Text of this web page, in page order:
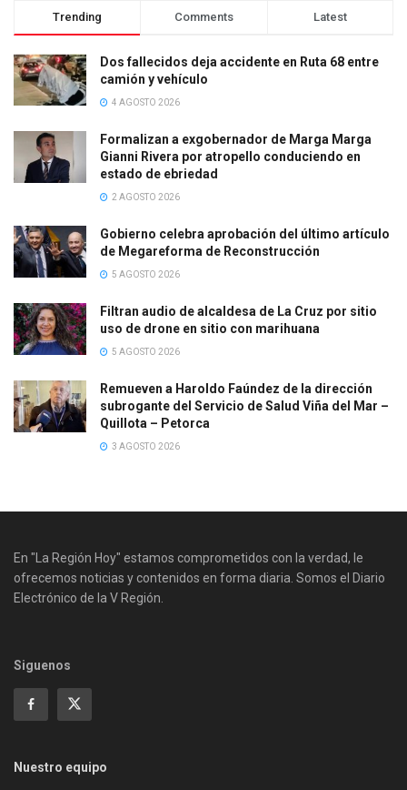
Trending Comments Latest
Dos fallecidos deja accidente en Ruta 68 entre
camión y vehículo
4 AGOSTO 2026
Formalizan a exgobernador de Marga Marga
Gianni Rivera por atropello conduciendo en
estado de ebriedad
2 AGOSTO 2026
Gobierno celebra aprobación del último artículo
de Megareforma de Reconstrucción
5 AGOSTO 2026
Filtran audio de alcaldesa de La Cruz por sitio
uso de drone en sitio con marihuana
5 AGOSTO 2026
Remueven a Haroldo Faúndez de la dirección
subrogante del Servicio de Salud Viña del Mar –
Quillota – Petorca
3 AGOSTO 2026
En "La Región Hoy" estamos comprometidos con la verdad, le
ofrecemos noticias y contenidos en forma diaria. Somos el Diario
Electrónico de la V Región.
Siguenos
Nuestro equipo